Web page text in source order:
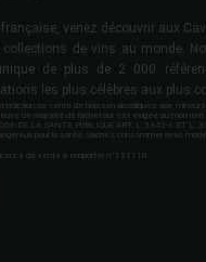
française, venez découvrir aux
collections de vins au monde.
de plus de 2 000
les plus célèbres aux plus
de vente de boisson alcooliques aux
de majorité de l'acheteur est exigée au moment
DE LA SANTE PUBLIQUE ART. L 3342-1 ET L.
pour la santé. Sachez consommer avec
de vente à emporter n°131110.